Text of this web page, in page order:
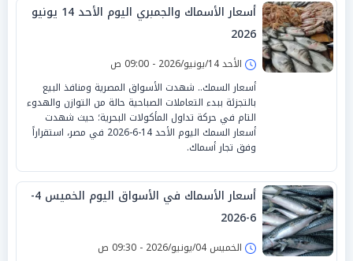
أسعار الأسماك والجمبري اليوم الأحد 14 يونيو
2026
الأحد 14/يونيو/2026 - 09:00 ص
أسعار السمك.. شهدت الأسواق المصرية ومنافذ البيع
بالتجزئة ببدء التعاملات الصباحية حالة من التوازن والهدوء
التام في حركة تداول المأكولات البحرية؛ حيث شهدت
أسعار السمك اليوم الأحد 14-6-2026 في مصر، استقراراً
وفق تجار أسماك.
أسعار الأسماك في الأسواق اليوم الخميس 4-
6-2026
الخميس 04/يونيو/2026 - 09:30 ص